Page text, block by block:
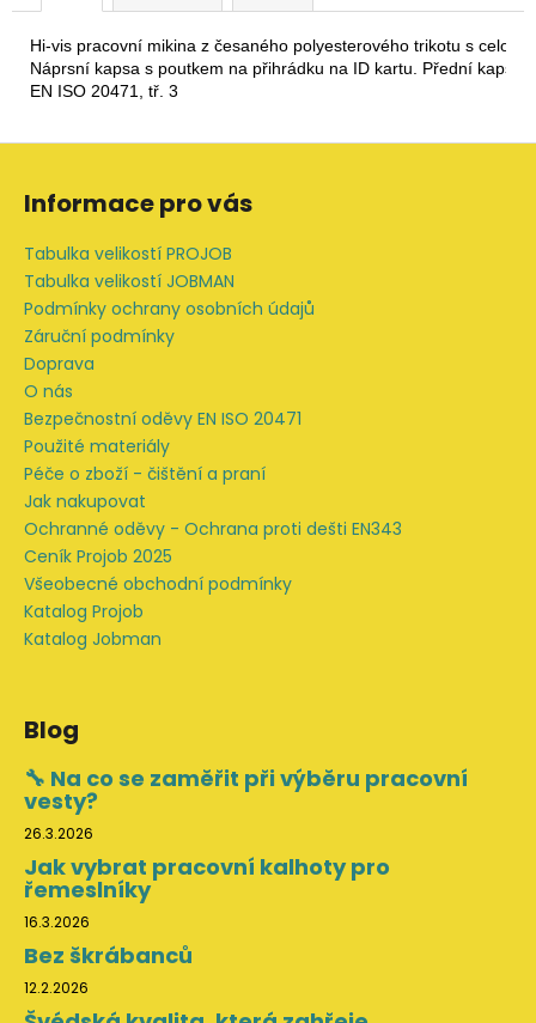
Hi-vis pracovní mikina z česaného polyesterového trikotu s
Náprsní kapsa s poutkem na přihrádku na ID kartu. Přední
EN ISO 20471, tř. 3
Z
Informace pro vás
Tabulka velikostí PROJOB
Tabulka velikostí JOBMAN
Podmínky ochrany osobních údajů
Záruční podmínky
Doprava
O nás
Bezpečnostní oděvy EN ISO 20471
Použité materiály
Péče o zboží - čištění a praní
Jak nakupovat
Ochranné oděvy - Ochrana proti dešti EN343
Ceník Projob 2025
Všeobecné obchodní podmínky
Katalog Projob
Katalog Jobman
Blog
🔧 Na co se zaměřit při výběru pracovní
vesty?
26.3.2026
Jak vybrat pracovní kalhoty pro
řemeslníky
16.3.2026
Bez škrábanců
12.2.2026